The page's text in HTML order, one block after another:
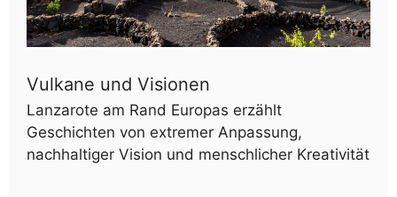
Vulkane und Visionen
Lanzarote am Rand Europas erzählt
Geschichten von extremer Anpassung,
nachhaltiger Vision und menschlicher Kreativität